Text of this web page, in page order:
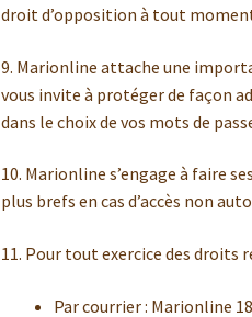
droit d’opposition à tout
9. Marionline attache une
vous invite à protéger de façon
dans le choix de vos mots de
10. Marionline s’engage à faire
plus brefs en cas d’accès non
11. Pour tout exercice des droits
Par courrier : Marionline